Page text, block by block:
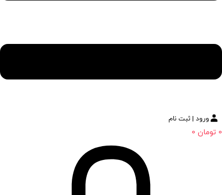
ورود | ثبت نام
0 تومان 0